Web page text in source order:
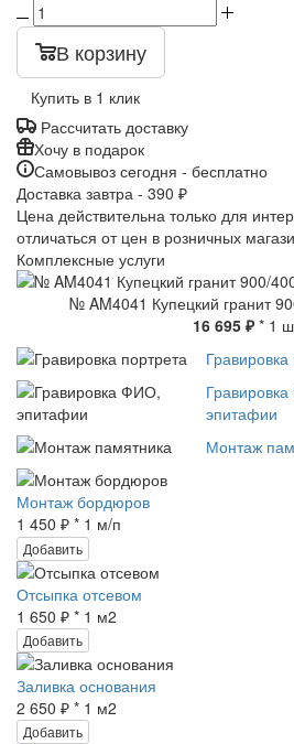
В корзину
Купить в 1 клик
Рассчитать доставку
Хочу в подарок
Самовывоз сегодня - бесплатно
Доставка завтра - 390 ₽
Цена действительна только для
отличаться от цен в розничных
Комплексные услуги
№ AM4041 Купецкий гранит
16 695 ₽* 1
эпитафии
Монтаж
Монтаж бордюров
1 450 ₽ * 1 м/п
Добавить
Отсыпка отсевом
1 650 ₽ * 1 м2
Добавить
Заливка основания
2 650 ₽ * 1 м2
Добавить